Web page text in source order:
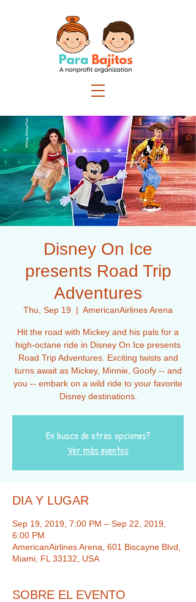
Disney On Ice
presents Road Trip
Adventures
Thu, Sep 19
  |
AmericanAirlines Arena
Hit the road with Mickey and his pals for a
high-octane ride in Disney On Ice presents
Road Trip Adventures. Exciting twists and
turns await as Mickey, Minnie, Goofy -- and
you -- embark on a wild ride to your favorite
Disney destinations.
En busca de otras opciones?
Ver más eventos
DIA Y LUGAR
Sep 19, 2019, 7:00 PM – Sep 22, 2019,
6:00 PM
AmericanAirlines Arena, 601 Biscayne Blvd,
Miami, FL 33132, USA
SOBRE EL EVENTO